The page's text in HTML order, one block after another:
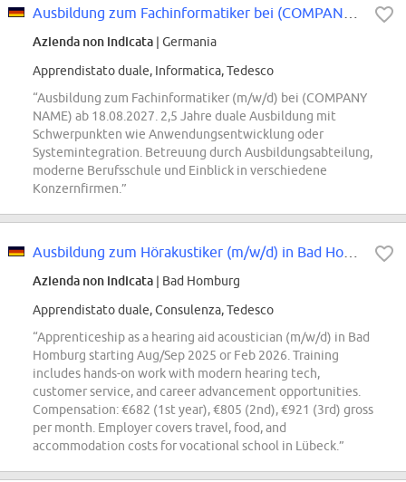
Azienda non indicata | Germania
Apprendistato duale, Informatica, Tedesco
“Ausbildung zum Fachinformatiker (m/w/d) bei (COMPANY
NAME) ab 18.08.2027. 2,5 Jahre duale Ausbildung mit
Schwerpunkten wie Anwendungsentwicklung oder
Systemintegration. Betreuung durch Ausbildungsabteilung,
moderne Berufsschule und Einblick in verschiedene
Konzernfirmen.”
Azienda non indicata | Bad Homburg
Apprendistato duale, Consulenza, Tedesco
“Apprenticeship as a hearing aid acoustician (m/w/d) in Bad
Homburg starting Aug/Sep 2025 or Feb 2026. Training
includes hands-on work with modern hearing tech,
customer service, and career advancement opportunities.
Compensation: €682 (1st year), €805 (2nd), €921 (3rd) gross
per month. Employer covers travel, food, and
accommodation costs for vocational school in Lübeck.”